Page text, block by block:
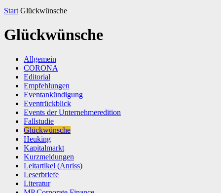
Start Glückwünsche
Glückwünsche
Allgemein
CORONA
Editorial
Empfehlungen
Eventankündigung
Eventrückblick
Events der Unternehmeredition
Fallstudie
Glückwünsche
Heuking
Kapitalmarkt
Kurzmeldungen
Leitartikel (Anriss)
Leserbriefe
Literatur